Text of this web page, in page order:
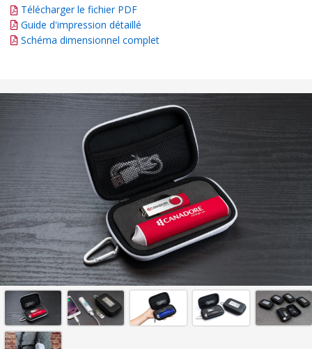
Télécharger le fichier PDF
Guide d'impression détaillé
Schéma dimensionnel complet